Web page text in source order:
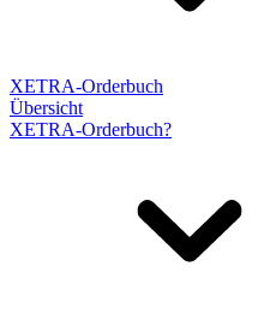
XETRA-Orderbuch
Übersicht
XETRA-Orderbuch?